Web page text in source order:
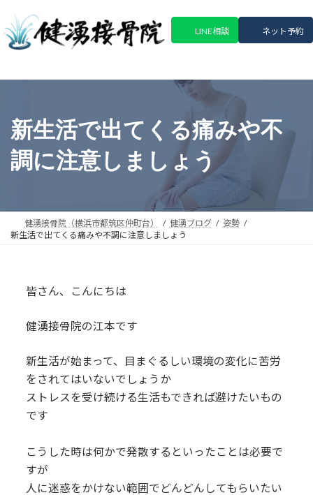
テ
ゲ
LINE相談 ネット予約
新生活で出てくる痛みや不
調に注意しましょう
健湧接骨院（横浜市都筑区仲町台） 健湧ブログ
姿勢
新生活で出てくる痛みや不調に注意しましょう
皆さん、こんにちは
健湧接骨院の江本です
新生活が始まって、目まぐるしい環境の変化に苦労
をされてはいないでしょうか
ストレスを受け続ける生活もできれば避けたいもの
です
こうした時は何かで発散するといったことは必要で
すが
人に迷惑をかけない範囲でどんどんしてもらいたい